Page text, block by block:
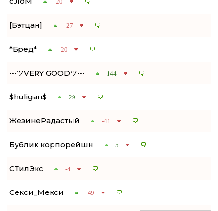
-20
[Бэтцан] -27
*Бред* -20
•••ツVERY GOODツ••• 144
$huligan$ 29
ЖезинеРадастый -41
Бублик корпорейшн 5
СТилЭкс -4
Секси_Мекси -49